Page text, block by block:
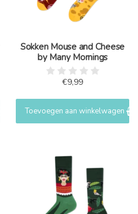
Sokken Mouse and Cheese
by Many Mornings
€9,99
Toevoegen aan winkelwagen